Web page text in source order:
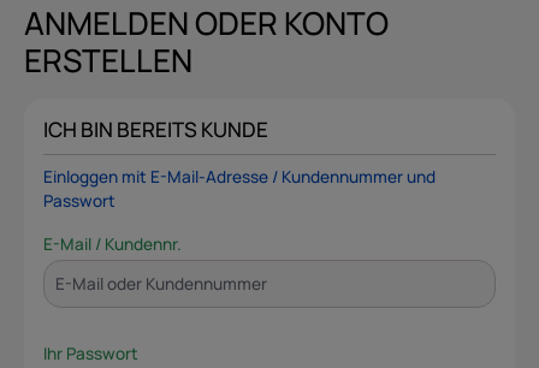
ANMELDEN ODER KONTO
ERSTELLEN
ICH BIN BEREITS KUNDE
Einloggen mit E-Mail-Adresse / Kundennummer und
Passwort
E-Mail / Kundennr.
Ihr Passwort